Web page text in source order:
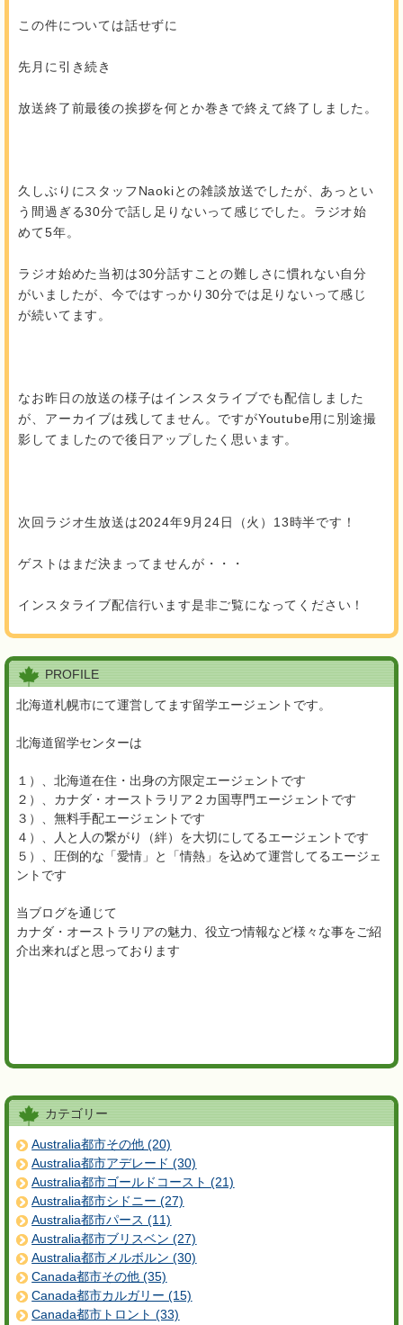
この件については話せずに
先月に引き続き
放送終了前最後の挨拶を何とか巻きで終えて終了しました。
久しぶりにスタッフNaokiとの雑談放送でしたが、あっとい
う間過ぎる30分で話し足りないって感じでした。ラジオ始
めて5年。
ラジオ始めた当初は30分話すことの難しさに慣れない自分
がいましたが、今ではすっかり30分では足りないって感じ
が続いてます。
なお昨日の放送の様子はインスタライブでも配信しました
が、アーカイブは残してません。ですがYoutube用に別途撮
影してましたので後日アップしたく思います。
次回ラジオ生放送は2024年9月24日（火）13時半です！
ゲストはまだ決まってませんが・・・
インスタライブ配信行います是非ご覧になってください！
PROFILE
北海道札幌市にて運営してます留学エージェントです。
北海道留学センターは
１）、北海道在住・出身の方限定エージェントです
２）、カナダ・オーストラリア２カ国専門エージェントです
３）、無料手配エージェントです
４）、人と人の繋がり（絆）を大切にしてるエージェントです
５）、圧倒的な「愛情」と「情熱」を込めて運営してるエージェ
ントです
当ブログを通じて
カナダ・オーストラリアの魅力、役立つ情報など様々な事をご紹
介出来ればと思っております
カテゴリー
Australia都市その他 (20)
Australia都市アデレード (30)
Australia都市ゴールドコースト (21)
Australia都市シドニー (27)
Australia都市パース (11)
Australia都市ブリスベン (27)
Australia都市メルボルン (30)
Canada都市その他 (35)
Canada都市カルガリー (15)
Canada都市トロント (33)